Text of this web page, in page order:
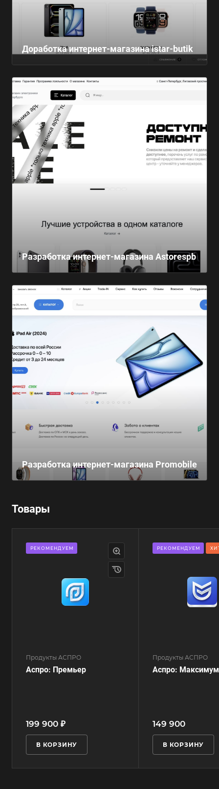
Доработка интернет-магазина istar-butik
Разработка интернет-магазина Astorespb
Разработка интернет-магазина Promobile
Товары
РЕКОМЕНДУЕМ
Продукты АСПРО
Аспро: Премьер
199 900 ₽
В КОРЗИНУ
РЕКОМЕНДУЕМ
Продукты АСПРО
Аспро: Максимум
149 900
В КОРЗИНУ